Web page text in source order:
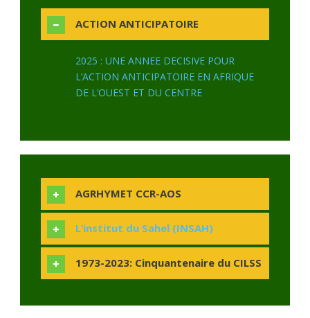
ACTION ANTICIPATOIRE
2025 : UNE ANNEE DECISIVE POUR
L’ACTION ANTICIPATOIRE EN AFRIQUE
DE L’OUEST ET DU CENTRE
AGRHYMET CCR-AOS
L’institut du Sahel (INSAH)
1973-2023: Cinquantenaire du CILSS